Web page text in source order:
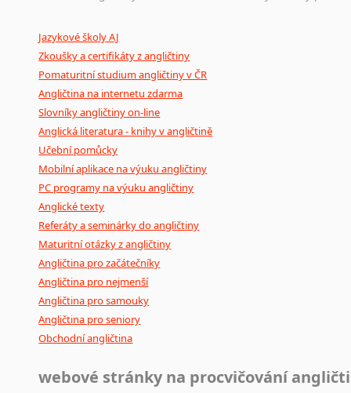
poradny a pravidla
Jazykové školy AJ
Zkoušky a certifikáty z angličtiny
Pomaturitní studium angličtiny v ČR
Angličtina na internetu zdarma
Slovníky angličtiny on-line
Anglická literatura - knihy v angličtině
Učební pomůcky
Mobilní aplikace na výuku angličtiny
PC programy na výuku angličtiny
Anglické texty
Referáty a seminárky do angličtiny
Maturitní otázky z angličtiny
Angličtina pro začátečníky
Angličtina pro nejmenší
Angličtina pro samouky
Angličtina pro seniory
Obchodní angličtina
webové stránky na procvičování